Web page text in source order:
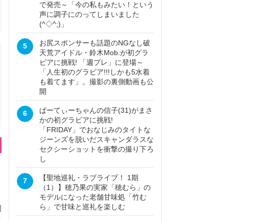
で発売～「今の私もみたい！という
声に調子にのってしまいました
(^◇^;)」
5
お尻スポンサーも話題のNGなし破
天荒アイドル・鈴木Mob.が初グラ
ビアに挑戦! 「週プレ」に登場～
「人生初のグラビア!!!しかも5水着
も着てます」。撮影の裏側動画も公
開
6
ぱーてぃーちゃんの信子(31)がまさ
かの初グラビアに挑戦!
「FRIDAY」でおなじみのタイトな
ジーンズを脱いだスキャンダラスな
セクシーショットを衝撃の撮り下ろ
し
7
【聖地巡礼・ラブライブ！ 1期
（1）】穂乃果の実家「穂むら」の
モデルになった老舗甘味処「竹む
ら」で甘味と巡礼を楽しむ